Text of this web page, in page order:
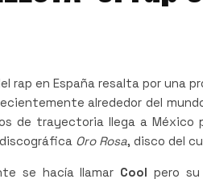
rap en España resalta por una
alrededor del
de trayectoria llega a México
Oro Rosa, disco del
se hacía llamar Cool pero su